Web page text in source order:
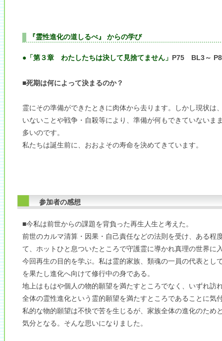
『霊性進化の道しるべ』 からの学び
●「第３章 わたしたちは決して見捨てません」 P75 BL3～
■死期は何によって決まるのか？
霊にその準備ができたときに肉体から去ります。しかし現状は
いないことや戦争・自殺等により、準備が何もできていないま
多いのです。
私たちは誕生前に、おおよその寿命を決めてきています。
参加者の感想
■今私は前世からの課題を背負った再生人生と考えた。
前世のカルマ清算・因果・自己責任などの法則を受け、ある程
て、ホットひと息ついたところで守護霊に導かれ真理の世界に
今回再生の目的を学ぶ。私は霊的家族、類魂の一員の代表とし
を果たし進化へ向けて修行中の身である。
地上はもはや個人の物的願望を満たすところでなく、いずれ訪
全体の霊性進化という霊的願望を満たすところであることに気
私的な物的願望は不快で苦を生じるが、家族全体の進化のため
気分となる。そんな思いになりました。